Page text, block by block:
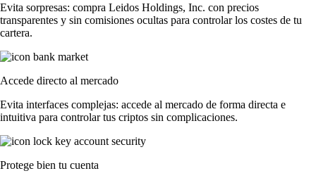
Evita sorpresas: compra Leidos Holdings, Inc. con precios
transparentes y sin comisiones ocultas para controlar los costes de tu
cartera.
Accede directo al mercado
Evita interfaces complejas: accede al mercado de forma directa e
intuitiva para controlar tus criptos sin complicaciones.
Protege bien tu cuenta